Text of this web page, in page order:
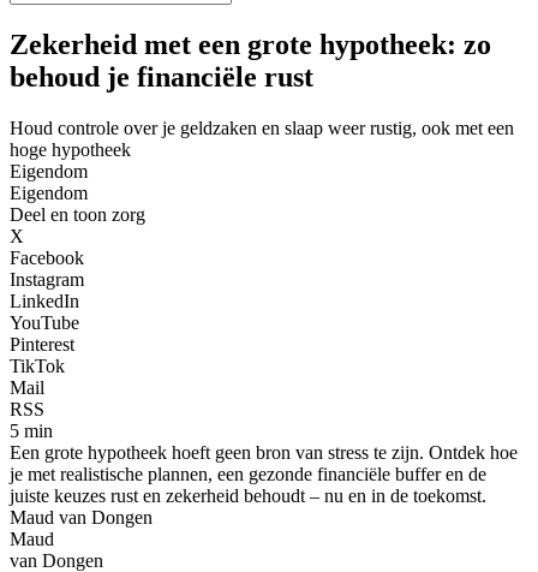
Zekerheid met een grote hypotheek: zo
behoud je financiële rust
Houd controle over je geldzaken en slaap weer rustig, ook met een
hoge hypotheek
Eigendom
Eigendom
Deel en toon zorg
X
Facebook
Instagram
LinkedIn
YouTube
Pinterest
TikTok
Mail
RSS
5 min
Een grote hypotheek hoeft geen bron van stress te zijn. Ontdek hoe
je met realistische plannen, een gezonde financiële buffer en de
juiste keuzes rust en zekerheid behoudt – nu en in de toekomst.
Maud van Dongen
Maud
van Dongen